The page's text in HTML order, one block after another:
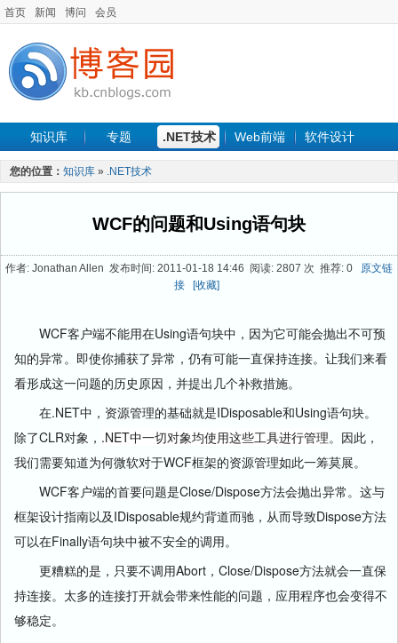
首页 新闻 博问 会员
知识库 专题 .NET技术 Web前端 软件设计
手机开发 软件工程
最新文章
您的位置： 知识库 » .NET技术
WCF的问题和Using语句块
作者: Jonathan Allen 发布时间: 2011-01-18 14:46 阅读: 2807 次 推荐: 0 原文链
接
[收藏]
WCF客户端不能用在Using语句块中，因为它可能会抛出不可预
知的异常。即使你捕获了异常，仍有可能一直保持连接。让我们来看
看形成这一问题的历史原因，并提出几个补救措施。
在.NET中，资源管理的基础就是IDisposable和Using语句块。
除了CLR对象， .NET中一切对象均使用这些工具进行管理。因此，
我们需要知道为何微软对于WCF框架的资源管理如此一筹莫展。
WCF客户端的首要问题是Close/Dispose方法会抛出异常。这与
框架设计指南以及IDisposable规约背道而驰，从而导致Dispose方法
可以在Finally语句块中被不安全的调用。
更糟糕的是，只要不调用Abort，Close/Dispose方法就会一直保
持连接。太多的连接打开就会带来性能的问题，应用程序也会变得不
够稳定。